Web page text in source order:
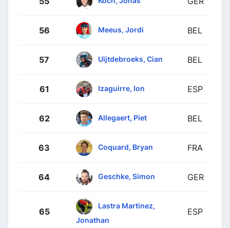
56 Meeus, Jordi BEL
57 Uijtdebroeks, Cian BEL
61 Izaguirre, Ion ESP
62 Allegaert, Piet BEL
63 Coquard, Bryan FRA
64 Geschke, Simon GER
65
Lastra Martinez,
Jonathan
ESP